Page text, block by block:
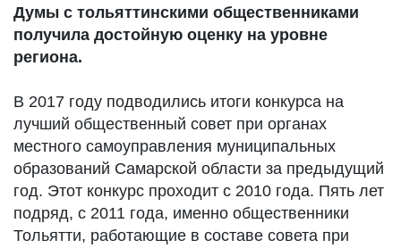
Думы с тольяттинскими общественниками
получила достойную оценку на уровне
региона.
В 2017 году подводились итоги конкурса на
лучший общественный совет при органах
местного самоуправления муниципальных
образований Самарской области за предыдущий
год. Этот конкурс проходит с 2010 года. Пять лет
подряд, с 2011 года, именно общественники
Тольятти, работающие в составе совета при